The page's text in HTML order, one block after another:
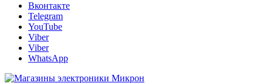
Вконтакте
Telegram
YouTube
Viber
Viber
WhatsApp